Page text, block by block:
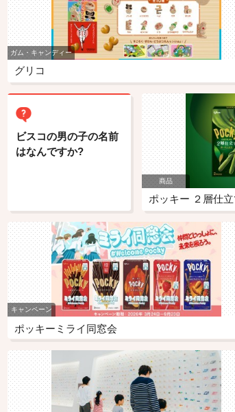
ガム・キャンディー
グリコ
ビスコの男の子の名前
はなんですか?
商品
ポッキー ２層仕
キャンペーン
ポッキーミライ同窓会